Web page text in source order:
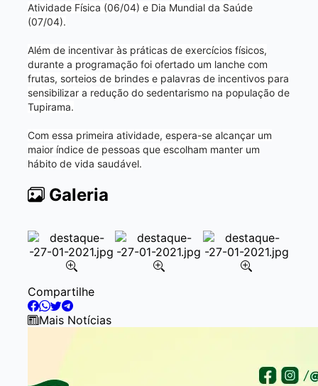
Atividade Física (06/04) e Dia Mundial da Saúde
(07/04).
Além de incentivar às práticas de exercícios físicos,
durante a programação foi ofertado um lanche com
frutas, sorteios de brindes e palavras de incentivos para
sensibilizar a redução do sedentarismo na população de
Tupirama.
Com essa primeira atividade, espera-se alcançar um
maior índice de pessoas que escolham manter um
hábito de vida saudável.
Galeria
Item
2
of
Compartilhe
Mais Notícias